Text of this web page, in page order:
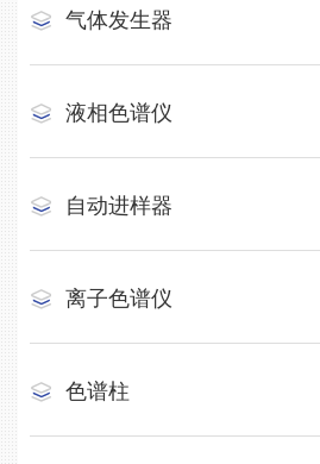
气体发生器
液相色谱仪
自动进样器
离子色谱仪
色谱柱